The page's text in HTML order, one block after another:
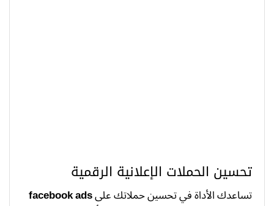
تحسين الحملات الإعلانية الرقمية
تساعدك الأداة في تحسين حملاتك علىfacebook ads